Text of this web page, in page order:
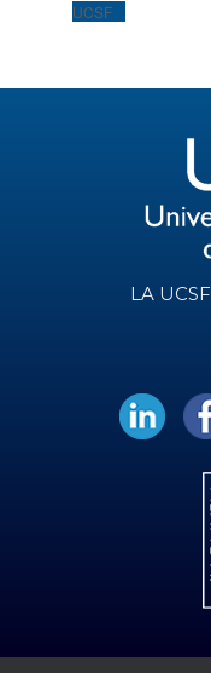
UCSF
LA UCSF